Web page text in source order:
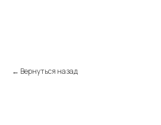
← Вернуться назад